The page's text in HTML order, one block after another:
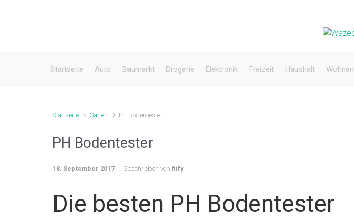
Startseite Auto Baumarkt Drogerie Elektronik Freizeit Haushalt Wohnen
Startseite Garten PH Bodentester
PH Bodentester
18. September 2017 Geschrieben von fiify
Die besten PH Bodentester